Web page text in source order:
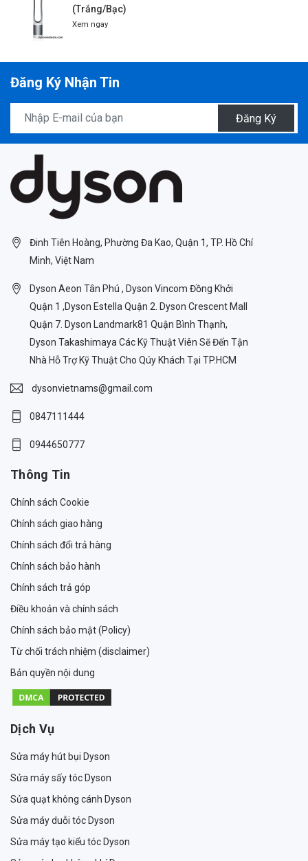
(Trắng/Bạc)
Xem ngay
Đăng Ký Nhận Tin
Đăng Ký
Đinh Tiên Hoàng, Phường Đa Kao, Quận 1, TP. Hồ Chí
Minh, Việt Nam
Dyson Aeon Tân Phú , Dyson Vincom Đồng Khởi
Quận 1 ,Dyson Estella Quận 2. Dyson Crescent Mall
Quận 7. Dyson Landmark81 Quận Bình Thạnh,
Dyson Takashimaya Các Kỹ Thuật Viên Sẽ Đến Tận
Nhà Hỗ Trợ Kỹ Thuật Cho Qúy Khách Tại TP.HCM
dysonvietnams@gmail.com
0847111444
0944650777
Thông Tin
Chính sách Cookie
Chính sách giao hàng
Chính sách đổi trả hàng
Chính sách bảo hành
Chính sách trả góp
Điều khoản và chính sách
Chính sách bảo mật (Policy)
Từ chối trách nhiệm (disclaimer)
Bản quyền nội dung
Dịch Vụ
Sửa máy hút bụi Dyson
Sửa máy sấy tóc Dyson
Sửa quạt không cánh Dyson
Sửa máy duỗi tóc Dyson
Sửa máy tạo kiểu tóc Dyson